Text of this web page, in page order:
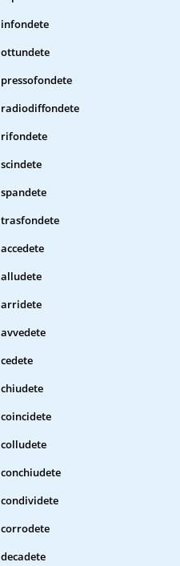
infondete
ottundete
pressofondete
radiodiffondete
rifondete
scindete
spandete
trasfondete
accedete
alludete
arridete
avvedete
cedete
chiudete
coincidete
colludete
conchiudete
condividete
corrodete
decadete